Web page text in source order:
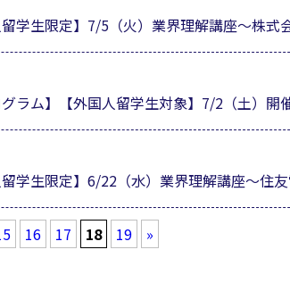
学生限定】7/5（火）業界理解講座～株式
ラム】【外国人留学生対象】7/2（土）開
学生限定】6/22（水）業界理解講座～住
16 17 18 19 »